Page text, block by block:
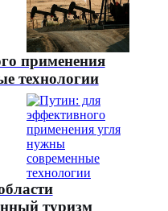
применения
технологии
туризм